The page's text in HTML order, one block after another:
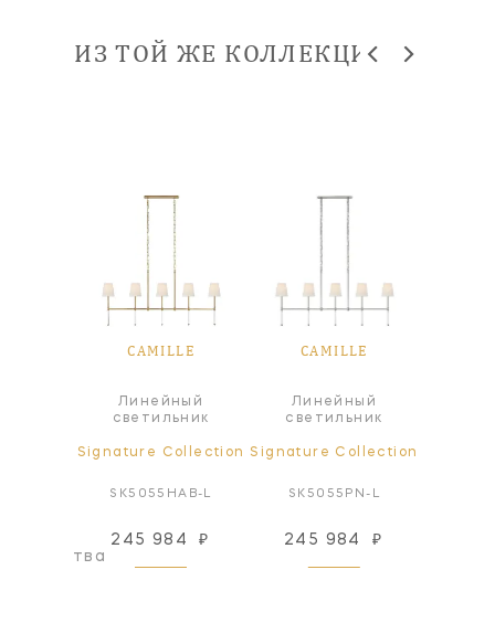
ИЗ ТОЙ ЖЕ КОЛЛЕКЦИИ
CAMILLE
Линейный
светильник
Signature Collection
SK5055HAB-L
245 984 ₽
CAMILLE
Линейный
светильник
Signature Collection
SK5055PN-L
245 984 ₽